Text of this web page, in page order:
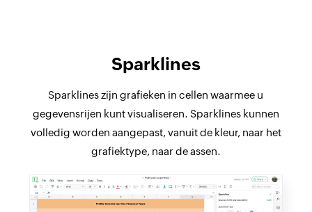
Sparklines
Sparklines zijn grafieken in cellen waarmee u
gegevensrijen kunt visualiseren. Sparklines kunnen
volledig worden aangepast, vanuit de kleur, naar het
grafiektype, naar de assen.